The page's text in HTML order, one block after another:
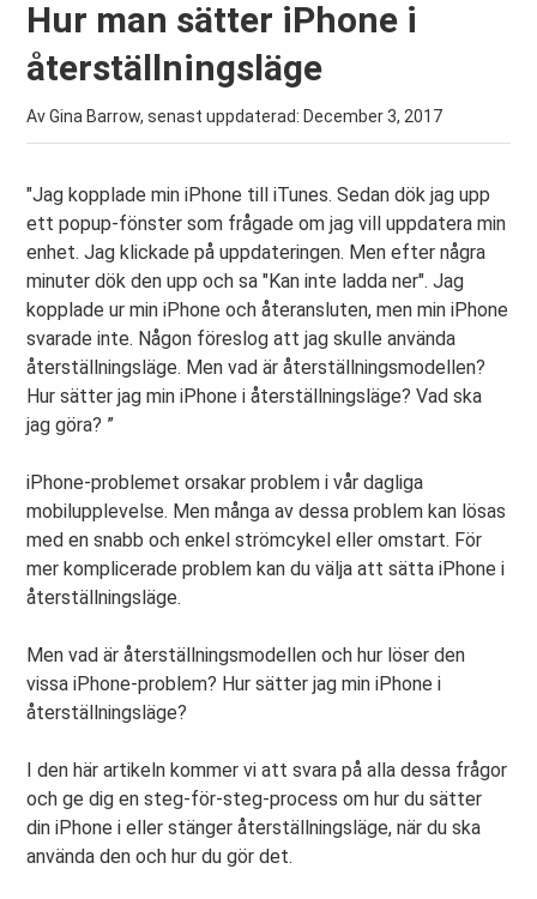
Hur man sätter iPhone i
återställningsläge
Av Gina Barrow, senast uppdaterad: December 3, 2017
"Jag kopplade min iPhone till iTunes. Sedan dök jag upp
ett popup-fönster som frågade om jag vill uppdatera min
enhet. Jag klickade på uppdateringen. Men efter några
minuter dök den upp och sa "Kan inte ladda ner". Jag
kopplade ur min iPhone och återansluten, men min iPhone
svarade inte. Någon föreslog att jag skulle använda
återställningsläge. Men vad är återställningsmodellen?
Hur sätter jag min iPhone i återställningsläge? Vad ska
jag göra? ”
iPhone-problemet orsakar problem i vår dagliga
mobilupplevelse. Men många av dessa problem kan lösas
med en snabb och enkel strömcykel eller omstart. För
mer komplicerade problem kan du välja att sätta iPhone i
återställningsläge.
Men vad är återställningsmodellen och hur löser den
vissa iPhone-problem? Hur sätter jag min iPhone i
återställningsläge?
I den här artikeln kommer vi att svara på alla dessa frågor
och ge dig en steg-för-steg-process om hur du sätter
din iPhone i eller stänger återställningsläge, när du ska
använda den och hur du gör det.